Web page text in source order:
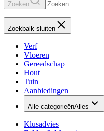
Zoeken
Zoekbalk sluiten
Verf
Vloeren
Gereedschap
Hout
Tuin
Aanbiedingen
Alle categorieënAlles
Klusadvies